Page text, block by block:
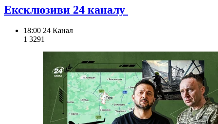
Ексклюзиви 24 каналу
18:00 24 Канал
1 3291